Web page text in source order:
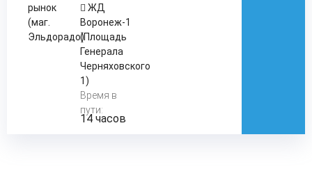
рынок
(маг.
Эльдорадо)
ЖД
Воронеж-1
(Площадь
Генерала
Черняховского
1)
Время в
пути:
14 часов